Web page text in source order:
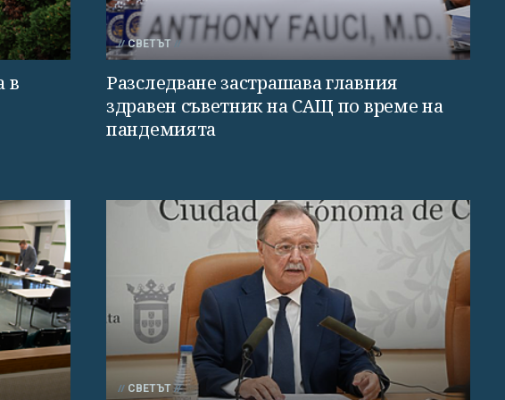
в
СВЕТЪТ
Разследване застрашава главния
здравен съветник на САЩ по време на
пандемията
СВЕТЪТ